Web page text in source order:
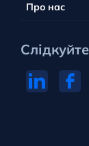
Про нас